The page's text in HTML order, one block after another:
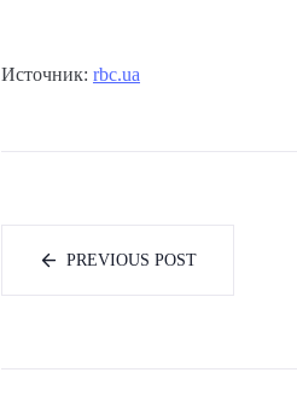
Источник: rbc.ua
PREVIOUS POST